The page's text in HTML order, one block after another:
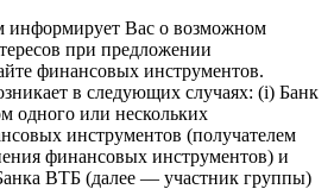
информирует Вас о возможном
при предложении
финансовых инструментов.
в следующих случаях: (i) Банк
одного или нескольких
инструментов (получателем
финансовых инструментов) и
ВТБ (далее — участник группы)